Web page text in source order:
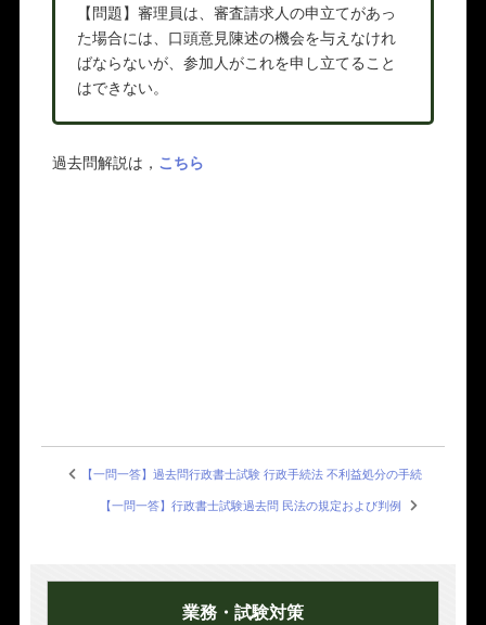
【問題】審理員は、審査請求人の申立てがあっ
た場合には、口頭意見陳述の機会を与えなけれ
ばならないが、参加人がこれを申し立てること
はできない。
過去問解説は， こちら
【一問一答】過去問行政書士試験 行政手続法 不利益処分の手続
【一問一答】行政書士試験過去問 民法の規定および判例
業務・試験対策